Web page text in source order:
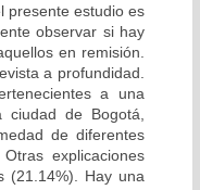
presente estudio es
observar si hay
en remisión.
a profundidad.
a una
de Bogotá,
de diferentes
explicaciones
(21.14%). Hay una